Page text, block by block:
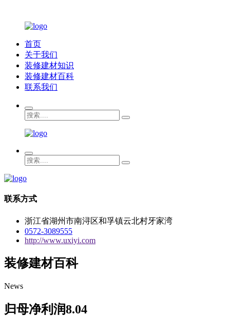
首页
关于我们
装修建材知识
装修建材百科
联系我们
联系方式
浙江省湖州市南浔区和孚镇云北村牙家湾
0572-3089555
http://www.uxiyi.com
装修建材百科
News
归母净利润8.04